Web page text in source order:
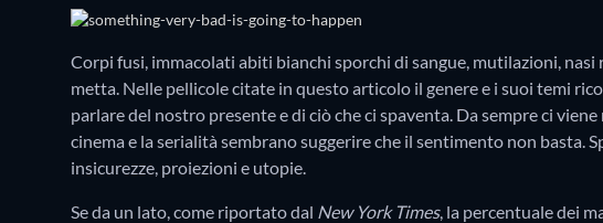
Corpi fusi, immacolati abiti bianchi sporchi di sangue, mutilazioni,
metta. Nelle pellicole citate in questo articolo il genere e i suoi temi
parlare del nostro presente e di ciò che ci spaventa. Da sempre ci
cinema e la serialità sembrano suggerire che il sentimento non basta.
insicurezze, proiezioni e utopie.
Se da un lato, come riportato dal New York Times, la percentuale dei